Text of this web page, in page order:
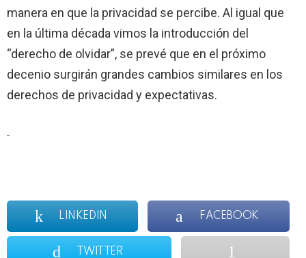
manera en que la privacidad se percibe. Al igual que
en la última década vimos la introducción del
“derecho de olvidar”, se prevé que en el próximo
decenio surgirán grandes cambios similares en los
derechos de privacidad y expectativas.
LINKEDIN FACEBOOK
TWITTER